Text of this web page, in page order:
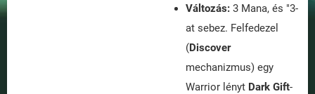
Változás: 3 Mana, és "3-
at sebez. Felfedezel
(Discover
mechanizmus) egy
Warrior lényt Dark Gift-